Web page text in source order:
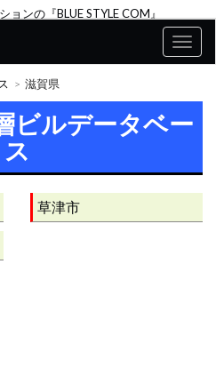
ンの『BLUE STYLE COM』
滋賀県
ビルデータベー
ス
草津市